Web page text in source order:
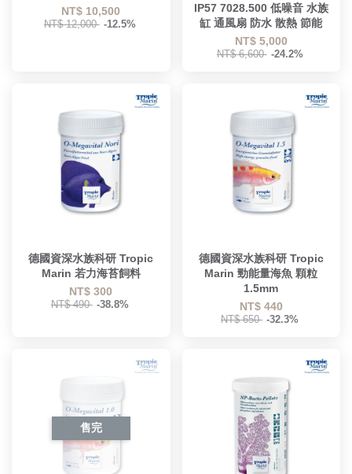
NT$ 10,500
NT$ 12,000 -12.5%
IP57 7028.500 低噪音 水族
缸 通風扇 防水 散熱 節能
NT$ 5,000
NT$ 6,600 -24.2%
德國資深水族科研 Tropic
Marin 若力海苔飼料
NT$ 300
NT$ 490 -38.8%
德國資深水族科研 Tropic
Marin 勁能量海魚 顆粒
1.5mm
NT$ 440
NT$ 650 -32.3%
售完